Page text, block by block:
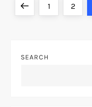
PreviousPage
1 Page
2
SEARCH